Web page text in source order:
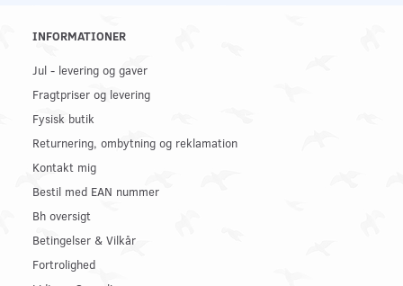
INFORMATIONER
Jul - levering og gaver
Fragtpriser og levering
Fysisk butik
Returnering, ombytning og reklamation
Kontakt mig
Bestil med EAN nummer
Bh oversigt
Betingelser & Vilkår
Fortrolighed